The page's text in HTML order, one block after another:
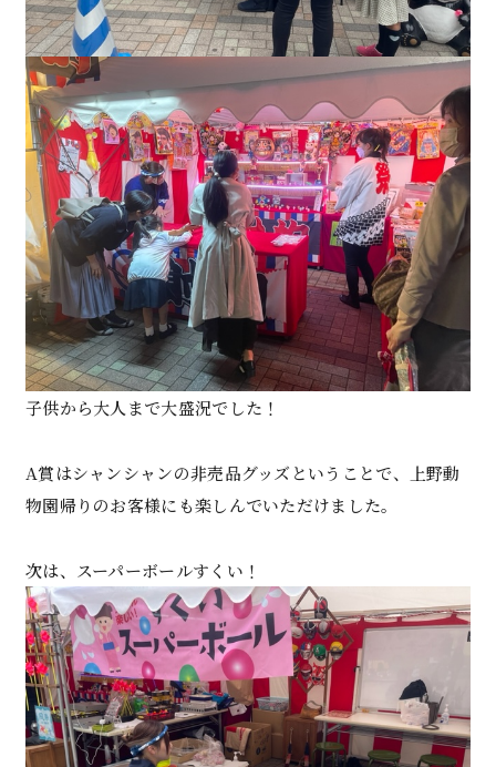
子供から大人まで大盛況でした！
A賞はシャンシャンの非売品グッズということで、上野動
物園帰りのお客様にも楽しんでいただけました。
次は、スーパーボールすくい！